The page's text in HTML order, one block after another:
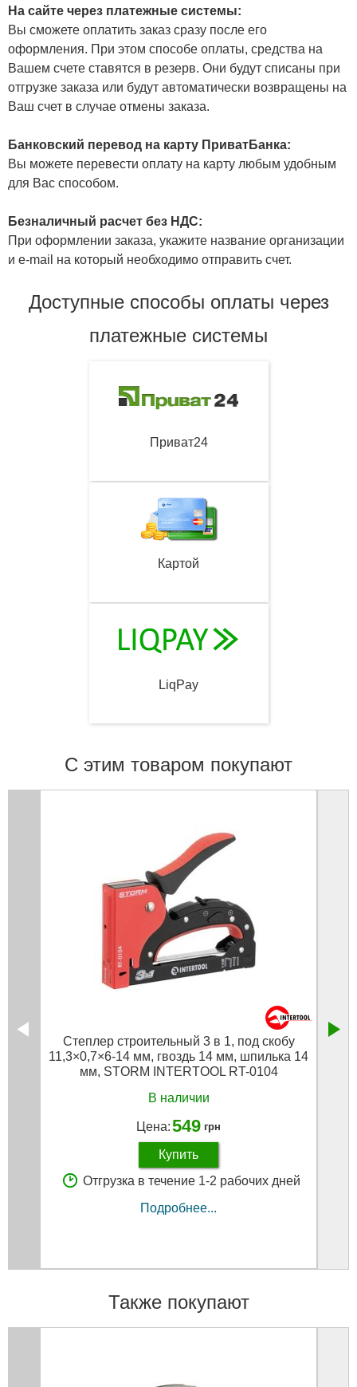
На сайте через платежные системы:
Вы сможете оплатить заказ сразу после его
оформления. При этом способе оплаты, средства на
Вашем счете ставятся в резерв. Они будут списаны при
отгрузке заказа или будут автоматически возвращены на
Ваш счет в случае отмены заказа.
Банковский перевод на карту ПриватБанка:
Вы можете перевести оплату на карту любым удобным
для Вас способом.
Безналичный расчет без НДС:
При оформлении заказа, укажите название организации
и e-mail на который необходимо отправить счет.
Доступные способы оплаты через
платежные системы
Приват24
Картой
LiqPay
С этим товаром покупают
Степлер строительный 3 в 1, под скобу
11,3×0,7×6-14 мм, гвоздь 14 мм, шпилька 14
мм, STORM INTERTOOL RT-0104
В наличии
Цена:549 грн
Купить
Отгрузка в течение 1-2 рабочих дней
Подробнее...
Также покупают